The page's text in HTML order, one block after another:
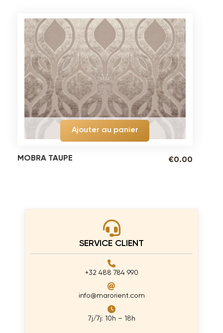
MOBRA TAUPE €0.00
Ajouter au panier
SERVICE CLIENT
+32 488 784 990
info@marorient.com
7j/7j: 10h – 18h